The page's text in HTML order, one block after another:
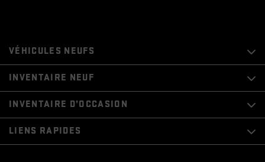
VÉHICULES NEUFS
INVENTAIRE NEUF
INVENTAIRE D’OCCASION
LIENS RAPIDES